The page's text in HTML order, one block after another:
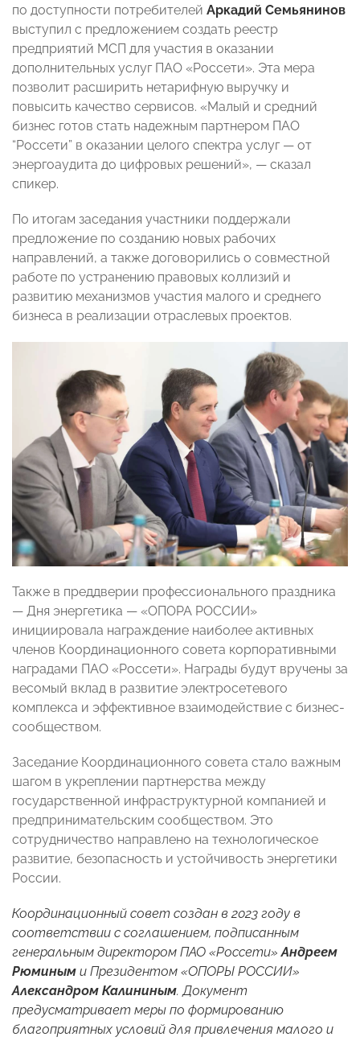
по доступности потребителей Аркадий Семьянинов
выступил с предложением создать реестр
предприятий МСП для участия в оказании
дополнительных услуг ПАО «Россети». Эта мера
позволит расширить нетарифную выручку и
повысить качество сервисов. «Малый и средний
бизнес готов стать надежным партнером ПАО
“Россети” в оказании целого спектра услуг — от
энергоаудита до цифровых решений», — сказал
спикер.
По итогам заседания участники поддержали
предложение по созданию новых рабочих
направлений, а также договорились о совместной
работе по устранению правовых коллизий и
развитию механизмов участия малого и среднего
бизнеса в реализации отраслевых проектов.
Также в преддверии профессионального праздника
— Дня энергетика — «ОПОРА РОССИИ»
инициировала награждение наиболее активных
членов Координационного совета корпоративными
наградами ПАО «Россети». Награды будут вручены за
весомый вклад в развитие электросетевого
комплекса и эффективное взаимодействие с бизнес-
сообществом.
Заседание Координационного совета стало важным
шагом в укреплении партнерства между
государственной инфраструктурной компанией и
предпринимательским сообществом. Это
сотрудничество направлено на технологическое
развитие, безопасность и устойчивость энергетики
России.
Координационный совет создан в 2023 году в
соответствии с соглашением, подписанным
генеральным директором ПАО «Россети»Андреем
Рюминым и Президентом «ОПОРЫ РОССИИ»
Александром Калининым. Документ
предусматривает меры по формированию
благоприятных условий для привлечения малого и